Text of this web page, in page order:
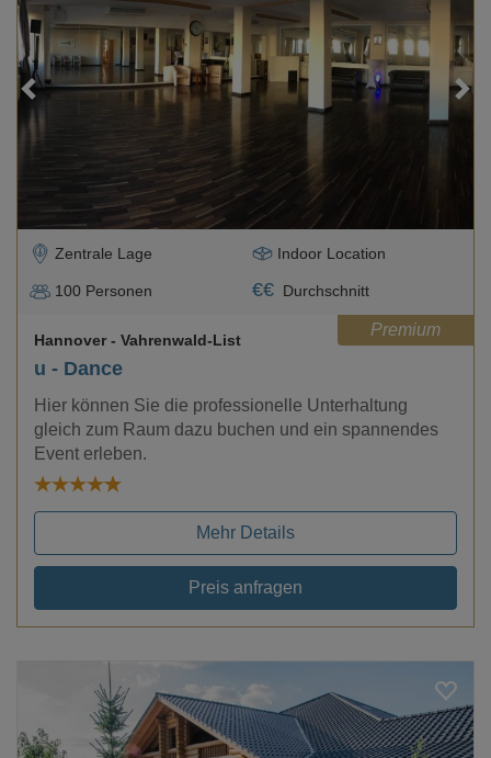
Loading...
Zentrale Lage Indoor Location
100 Personen €€ Durchschnitt
Premium
u - Dance
Hannover - Vahrenwald-List
Hier können Sie die professionelle Unterhaltung
gleich zum Raum dazu buchen und ein spannendes
Event erleben.
Mehr Details
Preis anfragen